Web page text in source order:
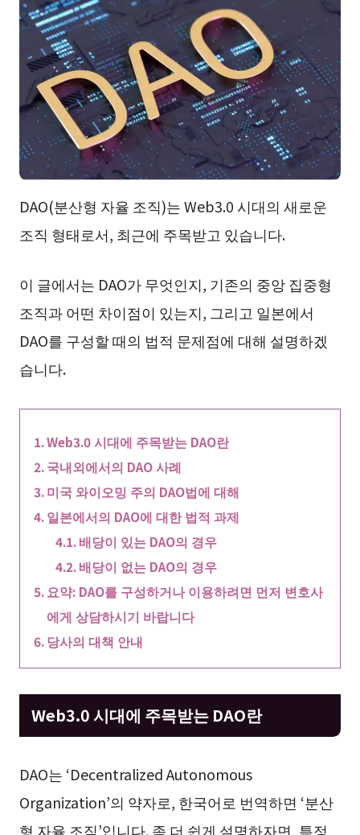
DAO(분산형 자율 조직)는 Web3.0 시대의 새로운
조직 형태로서, 최근에 주목받고 있습니다.
이 글에서는 DAO가 무엇인지, 기존의 중앙 집중형
조직과 어떤 차이점이 있는지, 그리고 일본에서
DAO를 구성할 때의 법적 문제점에 대해 설명하겠
습니다.
Web3.0 시대에 주목받는 DAO란
국내외에서의 DAO 사례
미국 와이오밍 주의 DAO법에 대해
일본에서의 DAO에 대한 법적 과제
배당이 있는 DAO의 경우
배당이 없는 DAO의 경우
요약: DAO를 구성하거나 이용하려면 먼저 변호사
에게 상담하시기 바랍니다
당사의 대책 안내
Web3.0 시대에 주목받는 DAO란
DAO는 ‘Decentralized Autonomous
Organization’의 약자로, 한국어로 번역하면 ‘분산
형 자율 조직’입니다. 좀 더 쉽게 설명하자면, 특정